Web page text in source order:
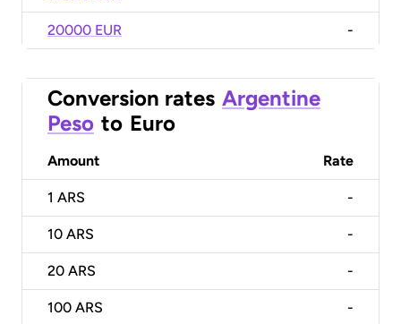
20000 EUR -
Conversion rates Argentine
Peso to Euro
Amount Rate
1 ARS -
10 ARS -
20 ARS -
100 ARS -